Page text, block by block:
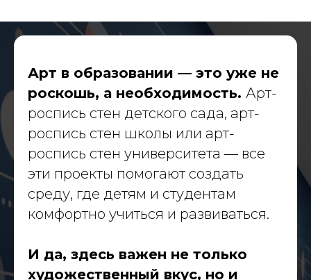
Арт в образовании — это уже не
роскошь, а необходимость. Арт-
роспись стен детского сада, арт-
роспись стен школы или арт-
роспись стен университета — все
эти проекты помогают создать
среду, где детям и студентам
комфортно учиться и развиваться.
И да, здесь важен не только
художественный вкус, но и
Навигация
Портфолио
dislavart@gmail.com
Услуги
Политика конфиденциальности
Материалы
Вакансии
Блог
© 2026 Dislav. Все права защищены